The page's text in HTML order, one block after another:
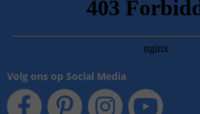
Volg ons op Social Media